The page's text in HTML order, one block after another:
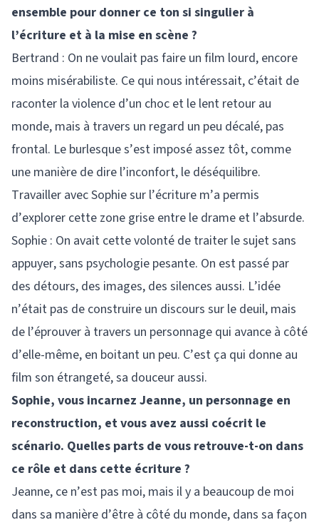
ensemble pour donner ce ton si singulier à
l’écriture et à la mise en scène ?
Bertrand : On ne voulait pas faire un film lourd, encore
moins misérabiliste. Ce qui nous intéressait, c’était de
raconter la violence d’un choc et le lent retour au
monde, mais à travers un regard un peu décalé, pas
frontal. Le burlesque s’est imposé assez tôt, comme
une manière de dire l’inconfort, le déséquilibre.
Travailler avec Sophie sur l’écriture m’a permis
d’explorer cette zone grise entre le drame et l’absurde.
Sophie : On avait cette volonté de traiter le sujet sans
appuyer, sans psychologie pesante. On est passé par
des détours, des images, des silences aussi. L’idée
n’était pas de construire un discours sur le deuil, mais
de l’éprouver à travers un personnage qui avance à côté
d’elle-même, en boitant un peu. C’est ça qui donne au
film son étrangeté, sa douceur aussi.
Sophie, vous incarnez Jeanne, un personnage en
reconstruction, et vous avez aussi coécrit le
scénario. Quelles parts de vous retrouve-t-on dans
ce rôle et dans cette écriture ?
Jeanne, ce n’est pas moi, mais il y a beaucoup de moi
dans sa manière d’être à côté du monde, dans sa façon